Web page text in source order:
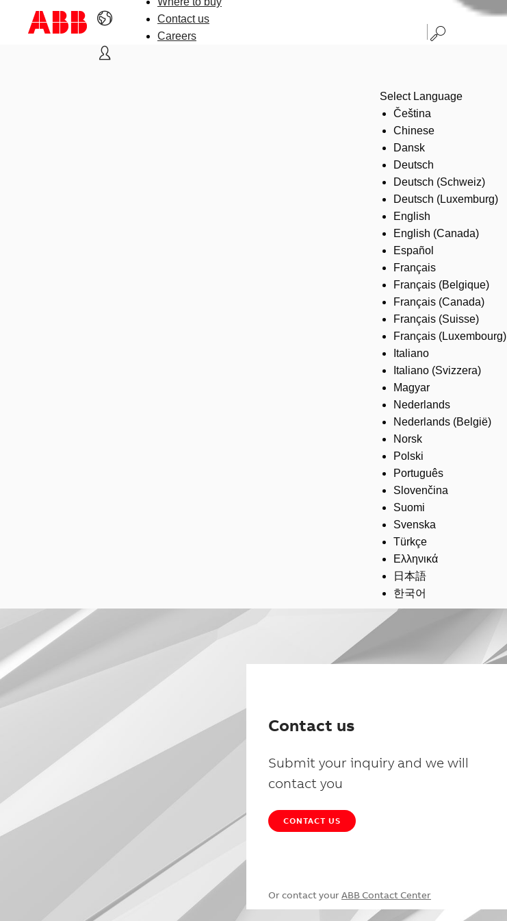
Contact us
Careers
Select Language
Čeština
Chinese
Dansk
Deutsch
Deutsch (Schweiz)
Deutsch (Luxemburg)
English
English (Canada)
Español
Français
Français (Belgique)
Français (Canada)
Français (Suisse)
Français (Luxembourg)
Italiano
Italiano (Svizzera)
Magyar
Nederlands
Nederlands (België)
Norsk
Polski
Português
Slovenčina
Suomi
Svenska
Türkçe
Ελληνικά
日本語
한국어
Contact us
Submit your inquiry and we will
contact you
CONTACT US
Or contact your ABB Contact Center